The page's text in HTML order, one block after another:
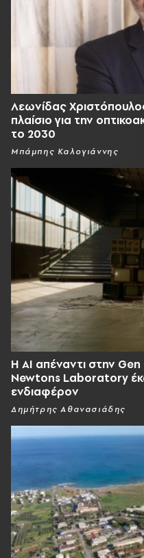
Λεωνίδας
πλαίσιο για την
το 2030
Μπάμπης Καλογιάννης
Η AI απέναντι στην
Newtons Laboratory
ενδιαφέρον
Δημήτρης Αθανασιάδης